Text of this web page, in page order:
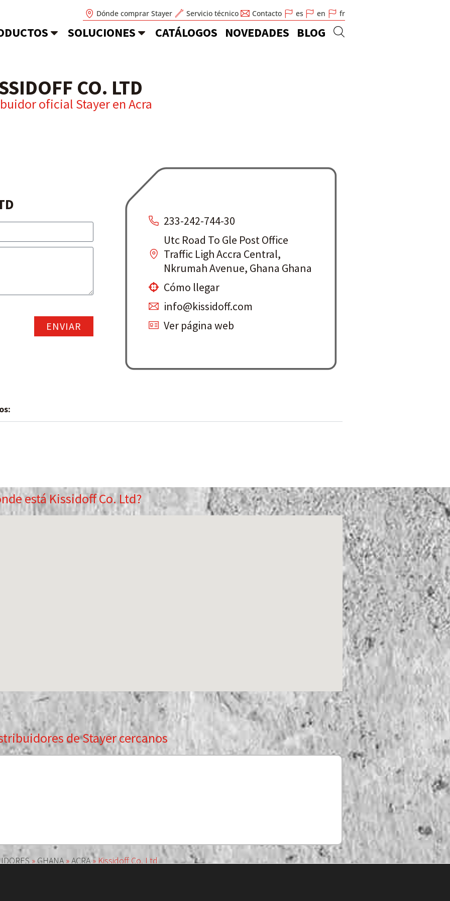
Dónde comprar Stayer Servicio técnico Contacto es en fr
SOLUCIONES CATÁLOGOS NOVEDADES BLOG
CO. LTD
oficial Stayer enAcra
ENVIAR
233-242-744-30
Utc Road To Gle Post Office
Traffic Ligh Accra Central,
Nkrumah Avenue, Ghana Ghana
Cómo llegar
info@kissidoff.com
Ver página web
está Kissidoff Co. Ltd?
de Stayer cercanos
»GHANA»ACRA»Kissidoff Co. Ltd